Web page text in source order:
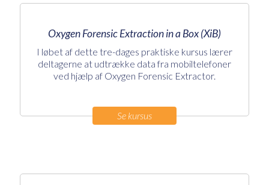
Oxygen Forensic Extraction in a Box (XiB)
I løbet af dette tre-dages praktiske kursus lærer
deltagerne at udtrække data fra mobiltelefoner
ved hjælp af Oxygen Forensic Extractor.
Se kursus